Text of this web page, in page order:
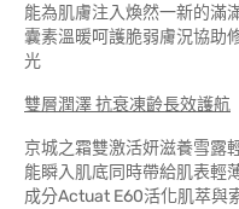
能為肌膚注入煥然一新的滿
囊素溫暖呵護脆弱膚況協助
光
雙層潤澤 抗衰凍齡長效護航
京城之霜雙激活妍滋養雪露
能瞬入肌底同時帶給肌表輕
成分Actuat E60活化肌萃與